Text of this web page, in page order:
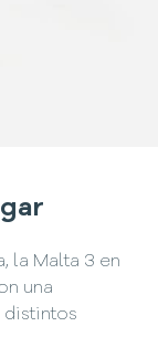
la Malta 3 en
una
distintos